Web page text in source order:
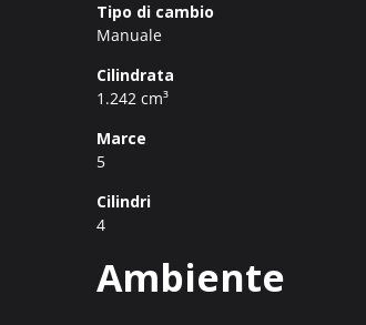
Tipo di cambio
Manuale
Cilindrata
1.242 cm³
Marce
5
Cilindri
4
Ambiente